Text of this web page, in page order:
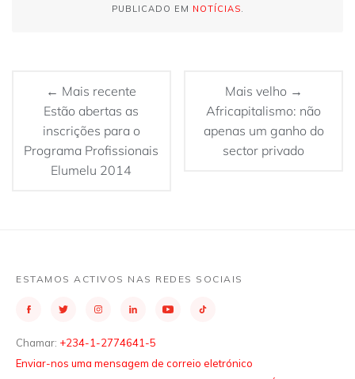
PUBLICADO EM NOTÍCIAS.
← Mais recente
Estão abertas as
inscrições para o
Programa Profissionais
Elumelu 2014
Mais velho →
Africapitalismo: não
apenas um ganho do
sector privado
ESTAMOS ACTIVOS NAS REDES SOCIAIS
Chamar: +234-1-2774641-5
Enviar-nos uma mensagem de correio eletrónico